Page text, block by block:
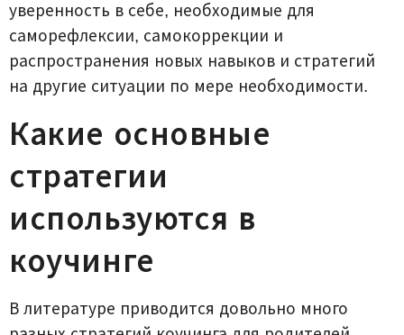
уверенность в себе, необходимые для
саморефлексии, самокоррекции и
распространения новых навыков и стратегий
на другие ситуации по мере необходимости.
Какие основные
стратегии
используются в
коучинге
В литературе приводится довольно много